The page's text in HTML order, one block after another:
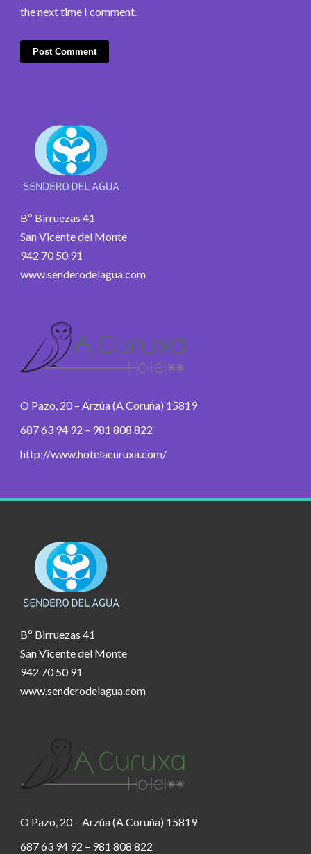
the next time I comment.
Bº Birruezas 41
San Vicente del Monte
942 70 50 91
www.senderodelagua.com
O Pazo, 20 – Arzúa (A Coruña) 15819
687 63 94 92 – 981 808 822
http://www.hotelacuruxa.com/
Bº Birruezas 41
San Vicente del Monte
942 70 50 91
www.senderodelagua.com
O Pazo, 20 – Arzúa (A Coruña) 15819
687 63 94 92 – 981 808 822